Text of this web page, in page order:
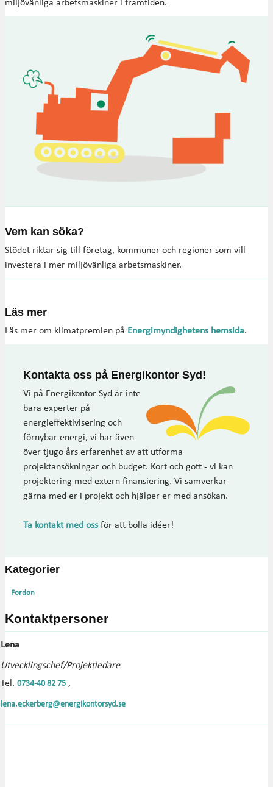
miljövänliga arbetsmaskiner i framtiden.
Vem kan söka?
Stödet riktar sig till företag, kommuner och regioner som vill
investera i mer miljövänliga arbetsmaskiner.
Läs mer
Läs mer om klimatpremien på Energimyndighetens hemsida.
Kontakta oss på Energikontor Syd!
Vi på Energikontor Syd är inte
bara experter på
energieffektivisering och
förnybar energi, vi har även
över tjugo års erfarenhet av att utforma
projektansökningar och budget. Kort och gott - vi kan
projektering med extern finansiering. Vi samverkar
gärna med er i projekt och hjälper er med ansökan.
Ta kontakt med ossför att bolla idéer!
Kategorier
Fordon
Kontaktpersoner
Lena
Utvecklingschef/Projektledare
Tel. 0734-40 82 75 ,
lena.eckerberg@energikontorsyd.se